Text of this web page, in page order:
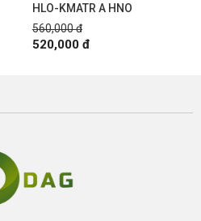
HLO-KMATR A HNO
560,000 đ
520,000 đ